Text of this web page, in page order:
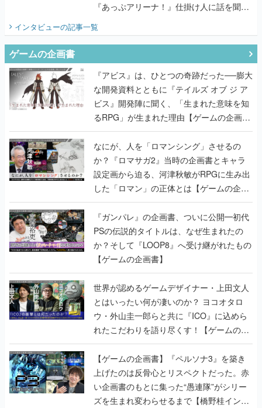
『あっぷアリーナ！』仕掛け人に話を聞い
てみた
インタビューの記事一覧
ゲームの企画書
『アビス』は、ひとつの奇跡だった──膨大
な開発資料とともに『テイルズ オブ ジ ア
ビス』開発陣に聞く、「生まれた意味を知
るRPG」が生まれた理由【ゲームの企画
書】
なにが、人を「ロマンシング」させるの
か？『ロマサガ2』当時の企画書とキャラ
設定画から迫る、河津秋敏がRPGに生み出
した「ロマン」の正体とは【ゲームの企画
書】
『ガンパレ』の企画書、ついに公開━初代
PSの伝説的タイトルは、なぜ生まれたの
か？そして『LOOP8』へ受け継がれたもの
【ゲームの企画書】
世界が認めるゲームデザイナー・上田文人
とはいったい何が凄いのか？ ヨコオタロ
ウ・外山圭一郎らと共に『ICO』に込めら
れたこだわりを語り尽くす！【ゲームの企
画書】
【ゲームの企画書】『ペルソナ3』を築き
上げたのは反骨心とリスペクトだった。赤
い企画書のもとに集った“愚連隊”がシリー
ズを生まれ変わらせるまで【橋野桂インタ